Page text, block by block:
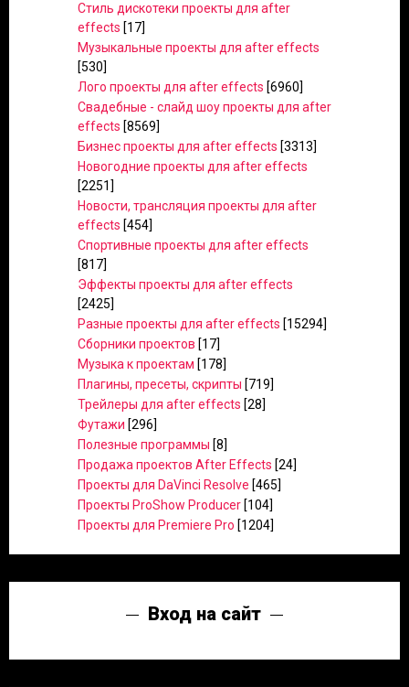
Стиль дискотеки проекты для after
effects [17]
Музыкальные проекты для after effects
[530]
Лого проекты для after effects [6960]
Свадебные - слайд шоу проекты для after
effects [8569]
Бизнес проекты для after effects [3313]
Новогодние проекты для after effects
[2251]
Новости, трансляция проекты для after
effects [454]
Спортивные проекты для after effects
[817]
Эффекты проекты для after effects
[2425]
Разные проекты для after effects [15294]
Сборники проектов [17]
Музыка к проектам [178]
Плагины, пресеты, скрипты [719]
Трейлеры для after effects [28]
Футажи [296]
Полезные программы [8]
Продажа проектов After Effects [24]
Проекты для DaVinci Resolve [465]
Проекты ProShow Producer [104]
Проекты для Premiere Pro [1204]
Вход на сайт